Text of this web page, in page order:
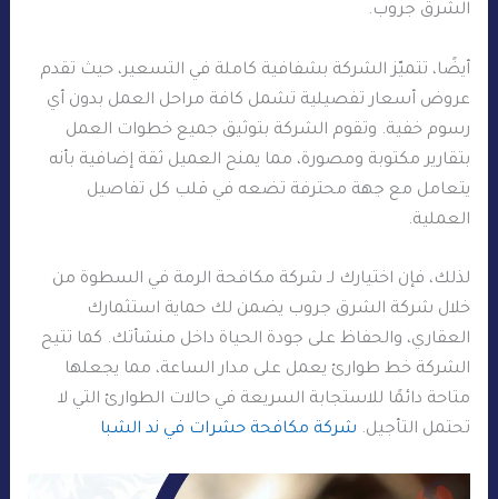
الشرق جروب.
أيضًا، تتميّز الشركة بشفافية كاملة في التسعير، حيث تقدم
عروض أسعار تفصيلية تشمل كافة مراحل العمل بدون أي
رسوم خفية. وتقوم الشركة بتوثيق جميع خطوات العمل
بتقارير مكتوبة ومصورة، مما يمنح العميل ثقة إضافية بأنه
يتعامل مع جهة محترفة تضعه في قلب كل تفاصيل
العملية.
لذلك، فإن اختيارك لـ شركة مكافحة الرمة في السطوة من
خلال شركة الشرق جروب يضمن لك حماية استثمارك
العقاري، والحفاظ على جودة الحياة داخل منشأتك. كما تتيح
الشركة خط طوارئ يعمل على مدار الساعة، مما يجعلها
متاحة دائمًا للاستجابة السريعة في حالات الطوارئ التي لا
تحتمل التأجيل. شركة مكافحة حشرات في ند الشبا